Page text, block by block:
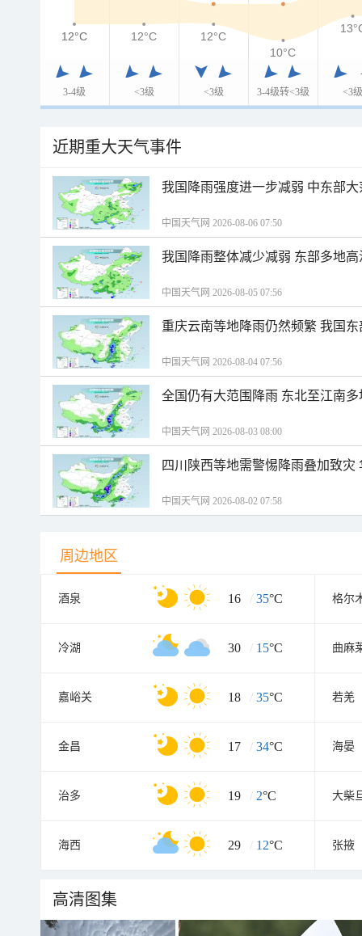
3-4级 <3级 <3级 3-4级转<3级 <3级
12°C
12°C 12°C
12°C
10°C
近期重大天气事件
我国降雨强度进一步减弱 中东部
中国天气网 2026-08-06 07:50
我国降雨整体减少减弱 东部多地
中国天气网 2026-08-05 07:56
重庆云南等地降雨仍然频繁 我国
中国天气网 2026-08-04 07:56
全国仍有大范围降雨 东北至江南
中国天气网 2026-08-03 08:00
四川陕西等地需警惕降雨叠加致
中国天气网 2026-08-02 07:58
周边地区
酒泉 16 / 35°C 格尔
冷湖 30 / 15°C 曲麻
嘉峪关 18 / 35°C 若羌
金昌 17 / 34°C 海晏
治多 19 / 2°C 大柴
海西 29 / 12°C 张掖
高清图集